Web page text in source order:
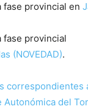
fase provincial en
fase provincial
(NOVEDAD).
correspondientes
Autonómica del